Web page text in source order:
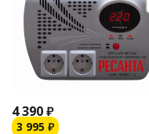
4 390₽
3 995 ₽